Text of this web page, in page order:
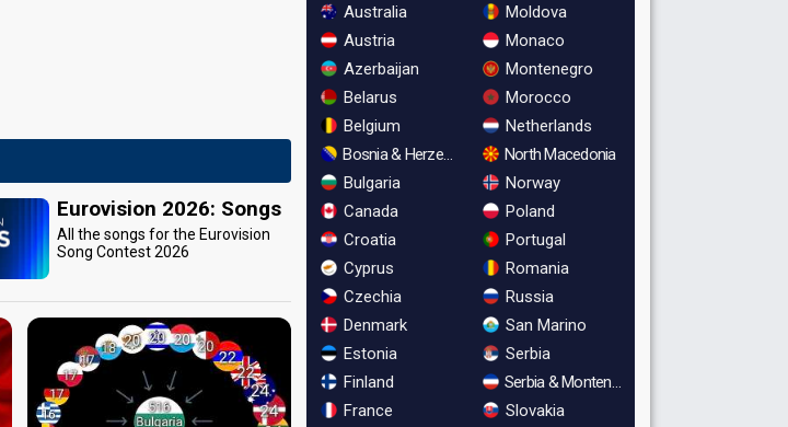
Eurovision 2026: Songs
All the songs for the Eurovision
Song Contest 2026
Australia
Austria
Azerbaijan
Belarus
Belgium
Bosnia & Herzegovina
Bulgaria
Canada
Croatia
Cyprus
Czechia
Denmark
Estonia
Finland
France
Moldova
Monaco
Montenegro
Morocco
Netherlands
North Macedonia
Norway
Poland
Portugal
Romania
Russia
San Marino
Serbia
Serbia & Montenegro
Slovakia